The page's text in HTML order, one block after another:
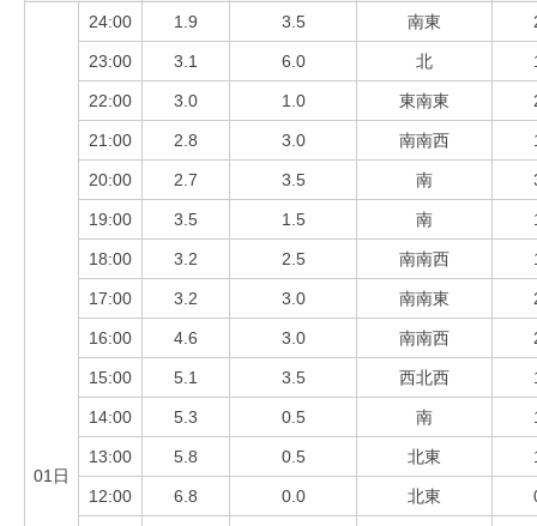
01日
24:00 1.9 3.5 南東
23:00 3.1 6.0 北
22:00 3.0 1.0 東南東
21:00 2.8 3.0 南南西
20:00 2.7 3.5 南
19:00 3.5 1.5 南
18:00 3.2 2.5 南南西
17:00 3.2 3.0 南南東
16:00 4.6 3.0 南南西
15:00 5.1 3.5 西北西
14:00 5.3 0.5 南
13:00 5.8 0.5 北東
12:00 6.8 0.0 北東